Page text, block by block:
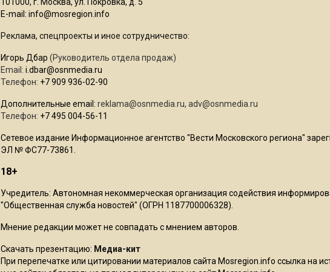
E-mail: info@mosregion.info
Реклама, спецпроекты и иное сотрудничество:
Игорь Дбар (Руководитель отдела продаж)
Email: i.dbar@osnmedia.ru
Телефон: +7 909 936-02-90
Дополнительные email: reklama@osnmedia.ru, adv@osnmedia.ru
Телефон: +7 495 004-56-11
Сетевое издание Информационное агентство "Вести Московского региона"
ЭЛ № ФС77-73861.
18+
Учредитель: Автономная некоммерческая организация содействия
"Общественная служба новостей" (ОГРН 1187700006328).
Мнение редакции может не совпадать с мнением авторов.
Скачать презентацию: Медиа-кит
При перепечатке или цитировании материалов сайта Mosregion.info ссылка на